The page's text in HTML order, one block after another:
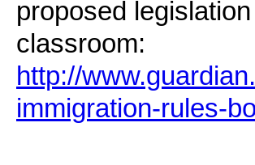
proposed
classroom:
http://
immigration-rules-